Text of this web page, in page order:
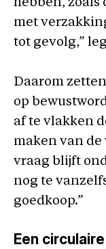
hebben,
met
tot gevolg,”
Daarom
op
af te vlakken
maken van de
vraag blijft
nog te
goedkoop.”
Een